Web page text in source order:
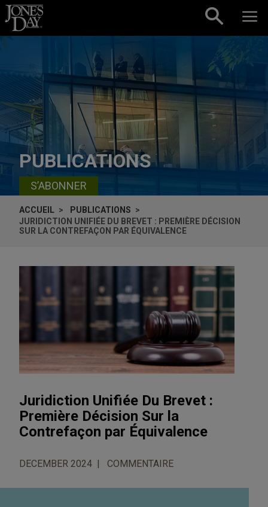
Skip to content
PUBLICATIONS
S’ABONNER
ACCUEIL
PUBLICATIONS
JURIDICTION UNIFIÉE DU BREVET : PREMIÈRE DÉCISION
SUR LA CONTREFAÇON PAR ÉQUIVALENCE
Juridiction Unifiée Du Brevet :
Première Décision Sur la
Contrefaçon par Équivalence
DECEMBER 2024 COMMENTAIRE